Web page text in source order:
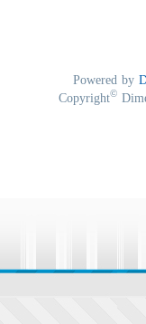
Powered by
Copyright©